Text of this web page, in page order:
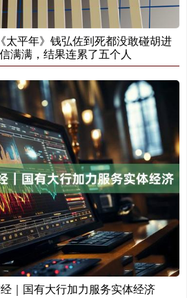
太平年》钱弘佐到死都没敢碰胡进
满满，结果连累了五个人
｜国有大行加力服务实体经济